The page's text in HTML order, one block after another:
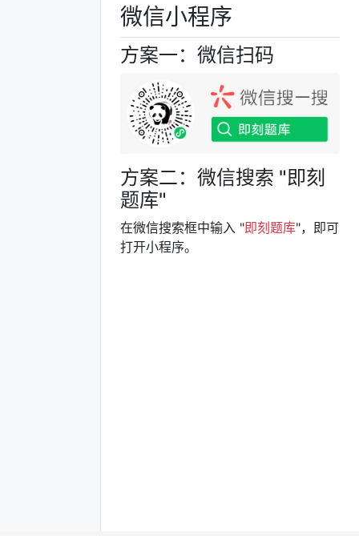
微信小程序
方案一：微信扫码
方案二：微信搜索 "即刻
题库"
在微信搜索框中输入 "即刻题库"，即可
打开小程序。